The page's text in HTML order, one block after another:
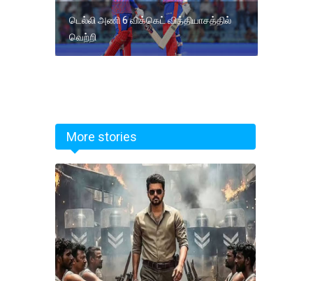
டெல்லி அணி 6 விக்கெட் வித்தியாசத்தில்
வெற்றி
More stories